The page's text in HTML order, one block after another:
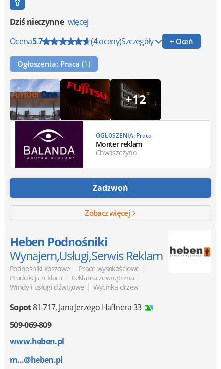
Dziś nieczynne więcej
Ocena5.7 (4oceny)Szczegóły + Oceń
Ogłoszenia: Praca (1)
+12
OGŁOSZENIA: Praca
Monter reklam
Chwaszczyno
Zadzwoń
Zobacz więcej
Heben Podnośniki
Wynajem,Usługi,Serwis Reklam
Podnośniki koszowe | Prace wysokościowe |
Produkcja reklam | Reklama zewnętrzna |
Windy i usługi dźwigowe | Wycinka drzew
Sopot81-717, Jana Jerzego Haffnera 33
509-069-809
www.heben.pl
m...@heben.pl